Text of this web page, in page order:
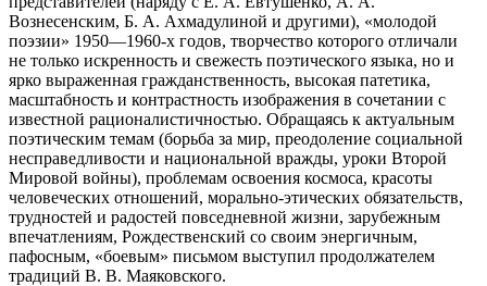
Вознесенским, Б. А. Ахмадулиной и другими), «молодой
поэзии» 1950—1960-х годов, творчество которого отличали
не только искренность и свежесть поэтического языка, но и
ярко выраженная гражданственность, высокая патетика,
масштабность и контрастность изображения в сочетании с
известной рационалистичностью. Обращаясь к актуальным
поэтическим темам (борьба за мир, преодоление социальной
несправедливости и национальной вражды, уроки Второй
Мировой войны), проблемам освоения космоса, красоты
человеческих отношений, морально-этических обязательств,
трудностей и радостей повседневной жизни, зарубежным
впечатлениям, Рождественский со своим энергичным,
пафосным, «боевым» письмом выступил продолжателем
традиций В. В. Маяковского.